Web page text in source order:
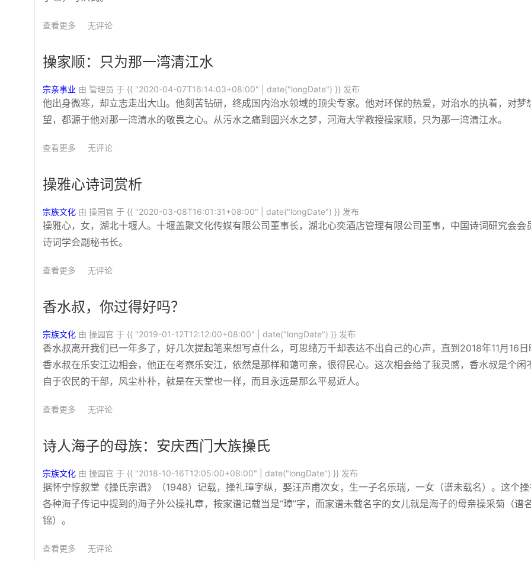
查看更多 无评论
操家顺：只为那一湾清江水
宗亲事业 由 管理员 于 {{ "2020-04-07T16:14:03+08:00" | date("longDate") }} 发布
他出身微寒，却立志走出大山。他刻苦钻研，终成国内治水领域的顶尖专家。他对环保的热爱，对治水的执着，对梦
望，都源于他对那一湾清水的敬畏之心。从污水之痛到圆兴水之梦，河海大学教授操家顺，只为那一湾清江水。
查看更多 无评论
操雅心诗词赏析
宗族文化 由 操园官 于 {{ "2020-03-08T16:01:31+08:00" | date("longDate") }} 发布
操雅心，女，湖北十堰人。十堰盖聚文化传媒有限公司董事长，湖北心奕酒店管理有限公司董事，中国诗词研究会会
诗词学会副秘书长。
查看更多 无评论
香水叔，你过得好吗？
宗族文化 由 操园官 于 {{ "2019-01-12T12:12:00+08:00" | date("longDate") }} 发布
香水叔离开我们已一年多了，好几次提起笔来想写点什么，可思绪万千却表达不出自己的心声，直到2018年11月16日
香水叔在乐安江边相会，他正在考察乐安江，依然是那样和蔼可亲，很得民心。这次相会给了我灵感，香水叔是个闲
自于农民的干部，风尘朴朴，就是在天堂也一样，而且永远是那么平易近人。
查看更多 无评论
诗人海子的母族：安庆西门大族操氏
宗族文化 由 操园官 于 {{ "2018-10-16T12:05:00+08:00" | date("longDate") }} 发布
据怀宁惇叙堂《操氏宗谱》（1948）记载，操礼璋字纵，娶汪声甫次女，生一子名乐瑞，一女（谱未载名）。这个
各种海子传记中提到的海子外公操礼章，按家谱记载当是“璋”字，而家谱未载名字的女儿就是海子的母亲操采菊（谱
锦）。
查看更多 无评论